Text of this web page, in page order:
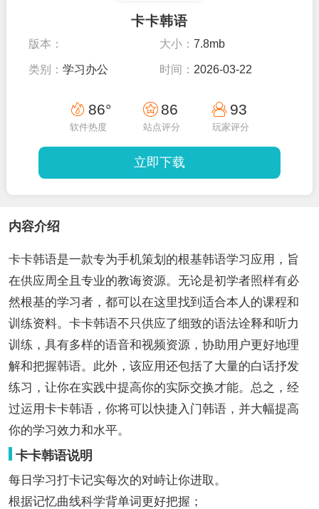
卡卡韩语
版本： 大小： 7.8mb
类别：学习办公 时间： 2026-03-22
86°
软件热度
86
站点评分
93
玩家评分
立即下载
内容介绍
卡卡韩语是一款专为手机策划的根基韩语学习应用，旨
在供应周全且专业的教诲资源。无论是初学者照样有必
然根基的学习者，都可以在这里找到适合本人的课程和
训练资料。卡卡韩语不只供应了细致的语法诠释和听力
训练，具有多样的语音和视频资源，协助用户更好地理
解和把握韩语。此外，该应用还包括了大量的白话抒发
练习，让你在实践中提高你的实际交换才能。总之，经
过运用卡卡韩语，你将可以快捷入门韩语，并大幅提高
你的学习效力和水平。
卡卡韩语说明
每日学习打卡记实每次的对峙让你进取。
根据记忆曲线科学背单词更好把握；